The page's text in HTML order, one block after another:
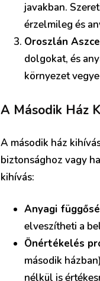
javakban.
érzelmileg és
Oroszlán
dolgokat, és
környezet
A Második Ház
A második ház
biztonsághoz vagy
kihívás:
Anyagi
elveszítheti a
Önértékelés
második
nélkül is